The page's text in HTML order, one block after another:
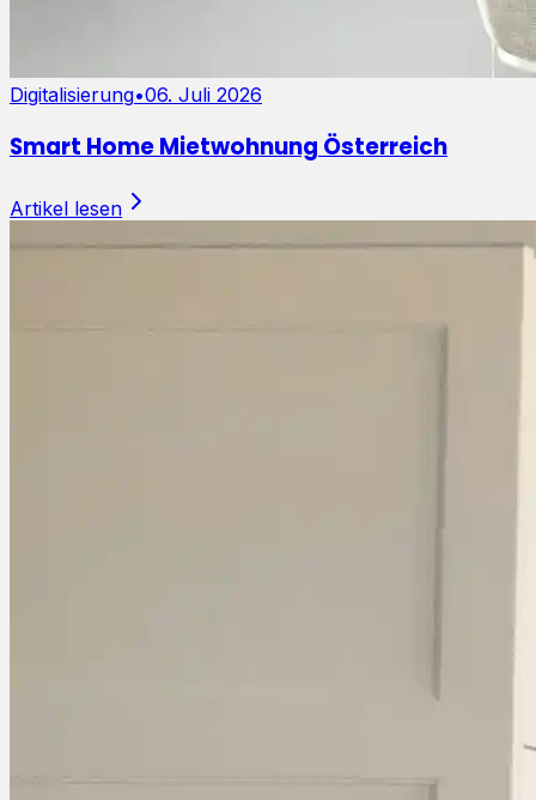
Digitalisierung•06. Juli 2026
Smart Home Mietwohnung Österreich
Artikel lesen